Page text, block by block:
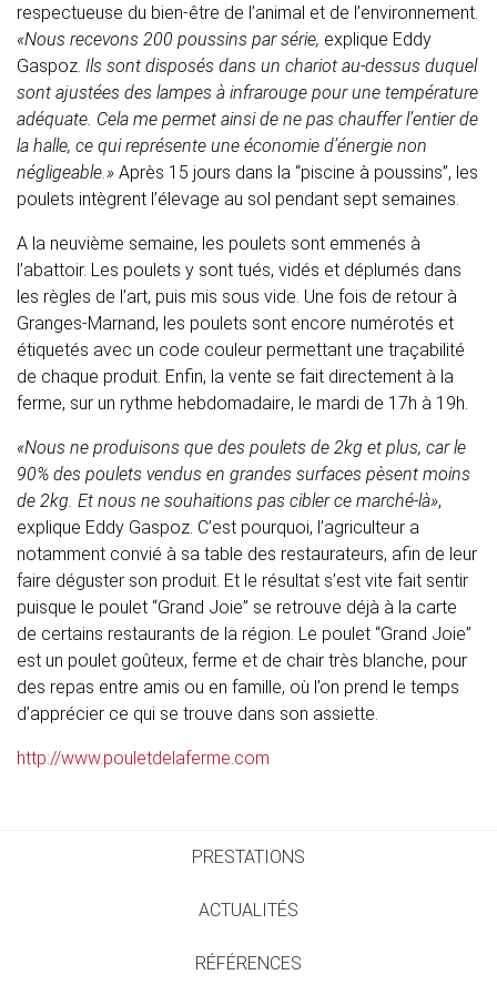
respectueuse du bien-être de l’animal et de l’environnement.
«Nous recevons 200 poussins par série, explique Eddy
Gaspoz. Ils sont disposés dans un chariot au-dessus duquel
sont ajustées des lampes à infrarouge pour une température
adéquate. Cela me permet ainsi de ne pas chauffer l’entier de
la halle, ce qui représente une économie d’énergie non
négligeable.» Après 15 jours dans la “piscine à poussins”, les
poulets intègrent l’élevage au sol pendant sept semaines.
A la neuvième semaine, les poulets sont emmenés à
l’abattoir. Les poulets y sont tués, vidés et déplumés dans
les règles de l’art, puis mis sous vide. Une fois de retour à
Granges-Marnand, les poulets sont encore numérotés et
étiquetés avec un code couleur permettant une traçabilité
de chaque produit. Enfin, la vente se fait directement à la
ferme, sur un rythme hebdomadaire, le mardi de 17h à 19h.
«Nous ne produisons que des poulets de 2kg et plus, car le
90% des poulets vendus en grandes surfaces pèsent moins
de 2kg. Et nous ne souhaitions pas cibler ce marché-là»,
explique Eddy Gaspoz. C’est pourquoi, l’agriculteur a
notamment convié à sa table des restaurateurs, afin de leur
faire déguster son produit. Et le résultat s’est vite fait sentir
puisque le poulet “Grand Joie” se retrouve déjà à la carte
de certains restaurants de la région. Le poulet “Grand Joie”
est un poulet goûteux, ferme et de chair très blanche, pour
des repas entre amis ou en famille, où l’on prend le temps
d’apprécier ce qui se trouve dans son assiette.
http://www.pouletdelaferme.com
PRESTATIONS
ACTUALITÉS
RÉFÉRENCES